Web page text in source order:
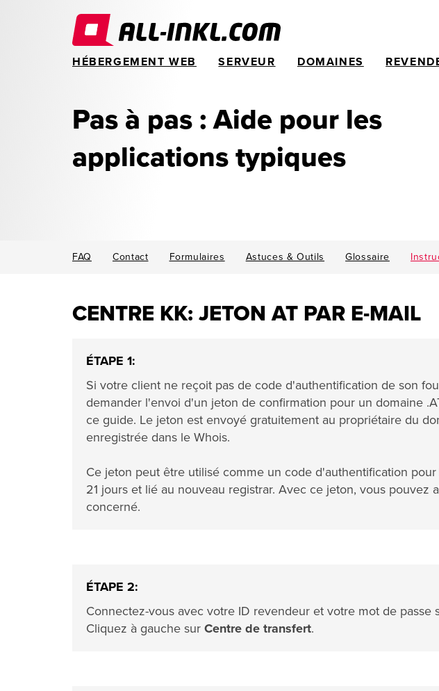
HÉBERGEMENT WEB SERVEUR DOMAINES
Pas à pas : Aide pour les
applications typiques
FAQ Contact Formulaires Astuces & Outils Glossaire
CENTRE KK: JETON AT PAR E-MAIL
ÉTAPE 1:
Si votre client ne reçoit pas de code d'authentification de son
demander l'envoi d'un jeton de confirmation pour un domaine
ce guide. Le jeton est envoyé gratuitement au propriétaire du
enregistrée dans le Whois.
Ce jeton peut être utilisé comme un code d'authentification
21 jours et lié au nouveau registrar. Avec ce jeton, vous pouvez
concerné.
ÉTAPE 2:
Connectez-vous avec votre ID revendeur et votre mot de passe
Cliquez à gauche sur Centre de transfert.